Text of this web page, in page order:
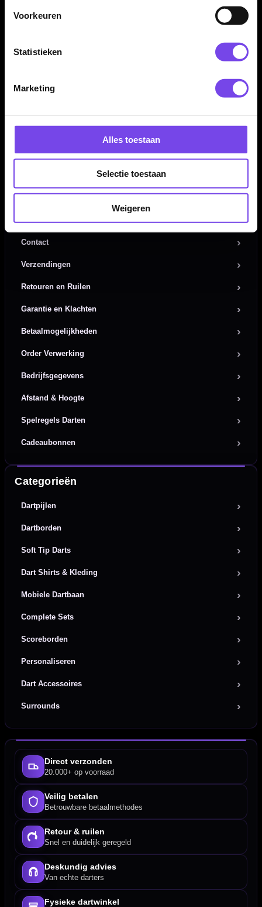
Voorkeuren
Statistieken
Marketing
Alles toestaan
Selectie toestaan
Weigeren
Tel: 085-8769938
Mcdartshop.nl Graaf Hendrikstraat 5A1, 4651TB Steenbergen,
Verwerking & verzending
Wil je Mcdartshop.nl volgen?
Handige links
Contact
Verzendingen
Retouren en Ruilen
Garantie en Klachten
Betaalmogelijkheden
Order Verwerking
Bedrijfsgegevens
Afstand & Hoogte
Spelregels Darten
Cadeaubonnen
Categorieën
Dartpijlen
Dartborden
Soft Tip Darts
Dart Shirts & Kleding
Mobiele Dartbaan
Complete Sets
Scoreborden
Personaliseren
Dart Accessoires
Surrounds
Direct verzonden
20.000+ op voorraad
Veilig betalen
Betrouwbare betaalmethodes
Retour & ruilen
Snel en duidelijk geregeld
Deskundig advies
Van echte darters
Fysieke dartwinkel